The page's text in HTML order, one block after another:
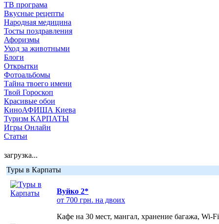
ТВ програма
Вкусные рецепты
Народная медицина
Тосты поздравления
Афоризмы
Уход за животными
Блоги
Открытки
Фотоальбомы
Тайна твоего имени
Твой Гороскоп
Красивые обои
КиноАФИША Киева
Туризм КАРПАТЫ
Игры Онлайн
Статьи
загрузка...
Туры в Карпаты
Вуйко 2*
от 700 грн. на двоих
Кафе на 30 мест, мангал, хранение багажа, Wi-